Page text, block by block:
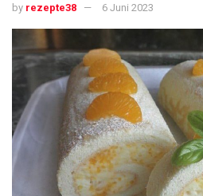
by rezepte38 6 Juni 2023